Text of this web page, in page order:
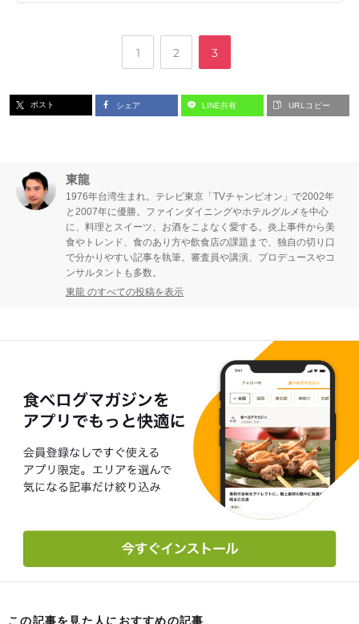
ペ
ジ
1
,
ペ
ジ
2
,
ペ
ジ
3
ポスト シェア LINE共有 URLコピー
東龍
1976年台湾生まれ。テレビ東京「TVチャンピオン」で2002年
と2007年に優勝。ファインダイニングやホテルグルメを中心
に、料理とスイーツ、お酒をこよなく愛する。炎上事件から美
食やトレンド、食のあり方や飲食店の課題まで、独自の切り口
で分かりやすい記事を執筆。審査員や講演、プロデュースやコ
ンサルタントも多数。
東龍 のすべての投稿を表示
この記事を見た人におすすめの記事